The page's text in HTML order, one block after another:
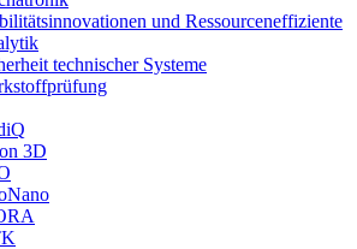
und Ressourceneffiziente
technischer Systeme
3D